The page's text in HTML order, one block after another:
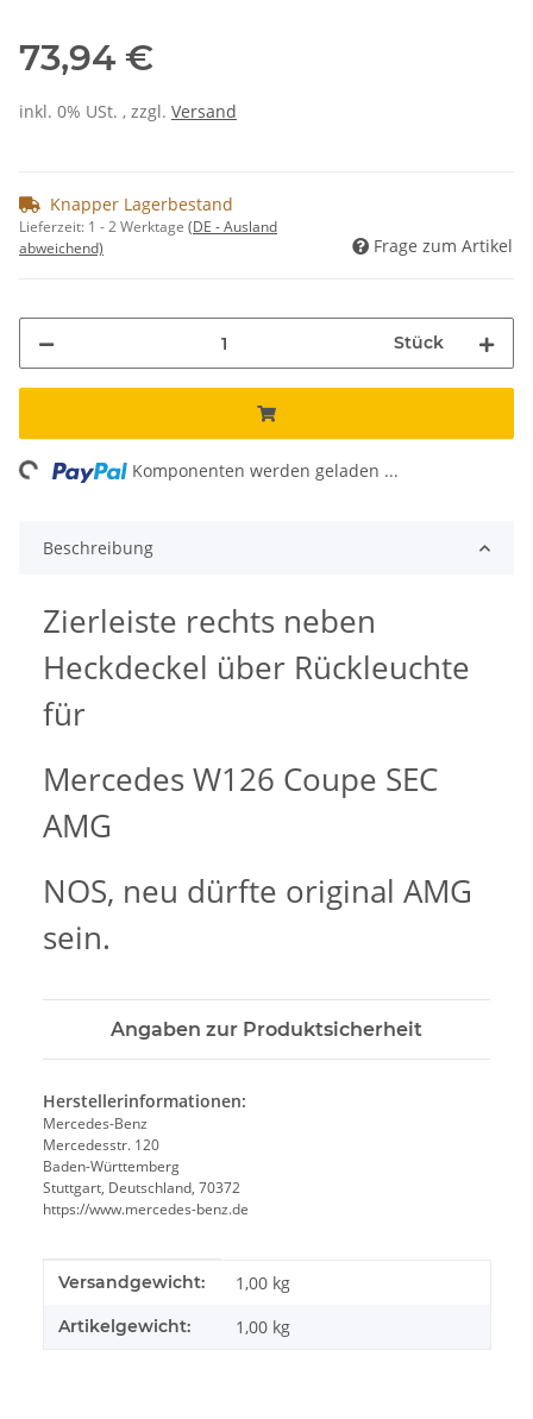
73,94 €
inkl. 0% USt. , zzgl. Versand
Knapper Lagerbestand
Lieferzeit: 1 - 2 Werktage (DE - Ausland
abweichend)
Frage zum Artikel
Stück
Komponenten werden geladen ...
Beschreibung
Zierleiste rechts neben
Heckdeckel über Rückleuchte
für
Mercedes W126 Coupe SEC
AMG
NOS, neu dürfte original AMG
sein.
Angaben zur Produktsicherheit
Herstellerinformationen:
Mercedes-Benz
Mercedesstr. 120
Baden-Württemberg
Stuttgart, Deutschland, 70372
https://www.mercedes-benz.de
Produkteigenschaft
Wert
Versandgewicht: 1,00 kg
Artikelgewicht: 1,00 kg